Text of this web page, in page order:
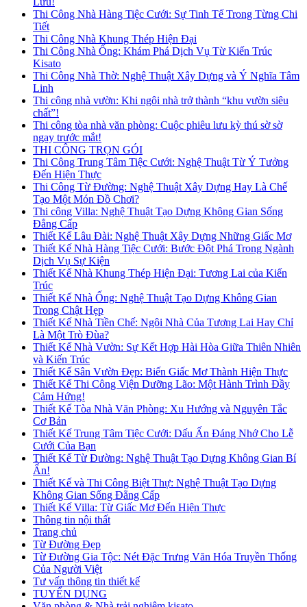
Thi Công Nhà Hàng Tiệc Cưới: Sự Tinh Tế Trong Từng Chi
Tiết
Thi Công Nhà Khung Thép Hiện Đại
Thi Công Nhà Ống: Khám Phá Dịch Vụ Từ Kiến Trúc
Kisato
Thi Công Nhà Thờ: Nghệ Thuật Xây Dựng và Ý Nghĩa Tâm
Linh
Thi công nhà vườn: Khi ngôi nhà trở thành “khu vườn siêu
chất”!
Thi công tòa nhà văn phòng: Cuộc phiêu lưu kỳ thú sờ sờ
ngay trước mắt!
THI CÔNG TRỌN GÓI
Thi Công Trung Tâm Tiệc Cưới: Nghệ Thuật Từ Ý Tưởng
Đến Hiện Thực
Thi Công Từ Đường: Nghệ Thuật Xây Dựng Hay Là Chế
Tạo Một Món Đồ Chơi?
Thi công Villa: Nghệ Thuật Tạo Dựng Không Gian Sống
Đẳng Cấp
Thiết Kế Lâu Đài: Nghệ Thuật Xây Dựng Những Giấc Mơ
Thiết Kế Nhà Hàng Tiệc Cưới: Bước Đột Phá Trong Ngành
Dịch Vụ Sự Kiện
Thiết Kế Nhà Khung Thép Hiện Đại: Tương Lai của Kiến
Trúc
Thiết Kế Nhà Ống: Nghệ Thuật Tạo Dựng Không Gian
Trong Chật Hẹp
Thiết Kế Nhà Tiền Chế: Ngôi Nhà Của Tương Lai Hay Chỉ
Là Một Trò Đùa?
Thiết Kế Nhà Vườn: Sự Kết Hợp Hài Hòa Giữa Thiên Nhiên
và Kiến Trúc
Thiết Kế Sân Vườn Đẹp: Biến Giấc Mơ Thành Hiện Thực
Thiết Kế Thi Công Viện Dưỡng Lão: Một Hành Trình Đầy
Cảm Hứng!
Thiết Kế Tòa Nhà Văn Phòng: Xu Hướng và Nguyên Tắc
Cơ Bản
Thiết Kế Trung Tâm Tiệc Cưới: Dấu Ấn Đáng Nhớ Cho Lễ
Cưới Của Bạn
Thiết Kế Từ Đường: Nghệ Thuật Tạo Dựng Không Gian Bí
Ẩn!
Thiết Kế và Thi Công Biệt Thự: Nghệ Thuật Tạo Dựng
Không Gian Sống Đẳng Cấp
Thiết Kế Villa: Từ Giấc Mơ Đến Hiện Thực
Thông tin nội thất
Trang chủ
Từ Đường Đẹp
Từ Đường Gia Tộc: Nét Đặc Trưng Văn Hóa Truyền Thống
Của Người Việt
Tư vấn thông tin thiết kế
TUYỂN DỤNG